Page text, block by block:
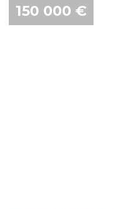
150 000 €